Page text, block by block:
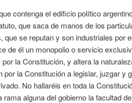
contenga el edificio político
que saca de manos de los
que se reputan y son industriales por
de él un monopolio o servicio
la Constitución, y altera la
la Constitución a legislar, juzgar y
No hallaréis en toda la
alguna del gobierno la facultad